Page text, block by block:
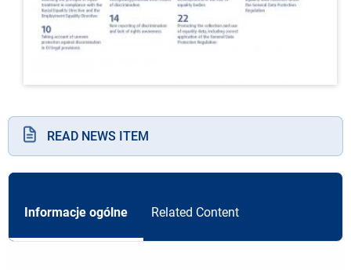
READ NEWS ITEM
Informacje ogólne Related Content